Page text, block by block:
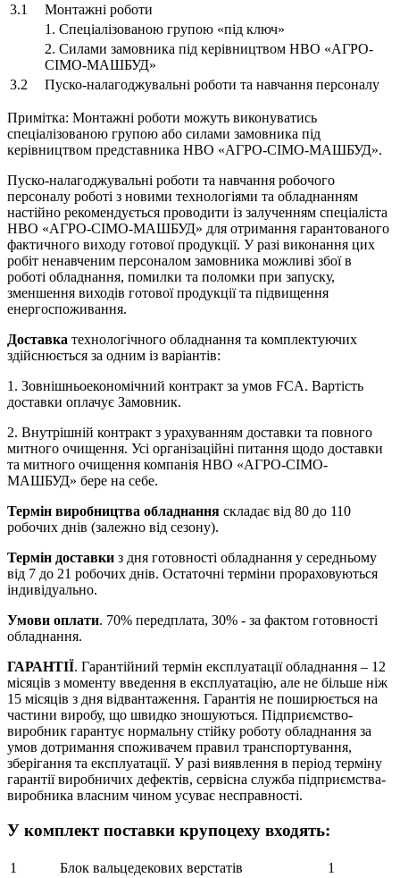
3.1
Монтажні роботи
1. Спеціалізованою групою «під ключ»
2. Силами замовника під керівництвом НВО «АГРО-
СІМО-МАШБУД»
3.2
Пуско-налагоджувальні роботи та навчання персоналу
Примітка: Монтажні роботи можуть виконуватись
спеціалізованою групою або силами замовника під
керівництвом представника НВО «АГРО-СІМО-МАШБУД».
Пуско-налагоджувальні роботи та навчання робочого
персоналу роботі з новими технологіями та обладнанням
настійно рекомендується проводити із залученням спеціаліста
НВО «АГРО-СІМО-МАШБУД» для отримання гарантованого
фактичного виходу готової продукції. У разі виконання цих
робіт ненавченим персоналом замовника можливі збої в
роботі обладнання, помилки та поломки при запуску,
зменшення виходів готової продукції та підвищення
енергоспоживання.
Доставка технологічного обладнання та комплектуючих
здійснюється за одним із варіантів:
1. Зовнішньоекономічний контракт за умов FCA. Вартість
доставки оплачує Замовник.
2. Внутрішній контракт з урахуванням доставки та повного
митного очищення. Усі організаційні питання щодо доставки
та митного очищення компанія НВО «АГРО-СІМО-
МАШБУД» бере на себе.
Термін виробництва обладнання складає від 80 до 110
робочих днів (залежно від сезону).
Термін доставки з дня готовності обладнання у середньому
від 7 до 21 робочих днів. Остаточні терміни прораховуються
індивідуально.
Умови оплати. 70% передплата, 30% - за фактом готовності
обладнання.
ГАРАНТІЇ. Гарантійний термін експлуатації обладнання – 12
місяців з моменту введення в експлуатацію, але не більше ніж
15 місяців з дня відвантаження. Гарантія не поширюється на
частини виробу, що швидко зношуються. Підприємство-
виробник гарантує нормальну стійку роботу обладнання за
умов дотримання споживачем правил транспортування,
зберігання та експлуатації. У разі виявлення в період терміну
гарантії виробничих дефектів, сервісна служба підприємства-
виробника власним чином усуває несправності.
У комплект поставки крупоцеху входять:
1 Блок вальцедекових верстатів
1